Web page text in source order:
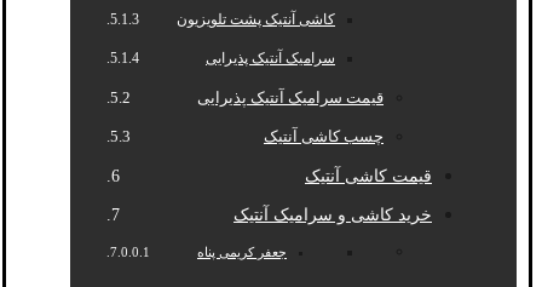
کاشی آنتیک پشت تلویزیون
سرامیک آنتیک پذیرایی
قیمت سرامیک آنتیک پذیرایی
چسب کاشی آنتیک
قیمت کاشی آنتیک
خرید کاشی و سرامیک آنتیک
جعفر کریمی پناه